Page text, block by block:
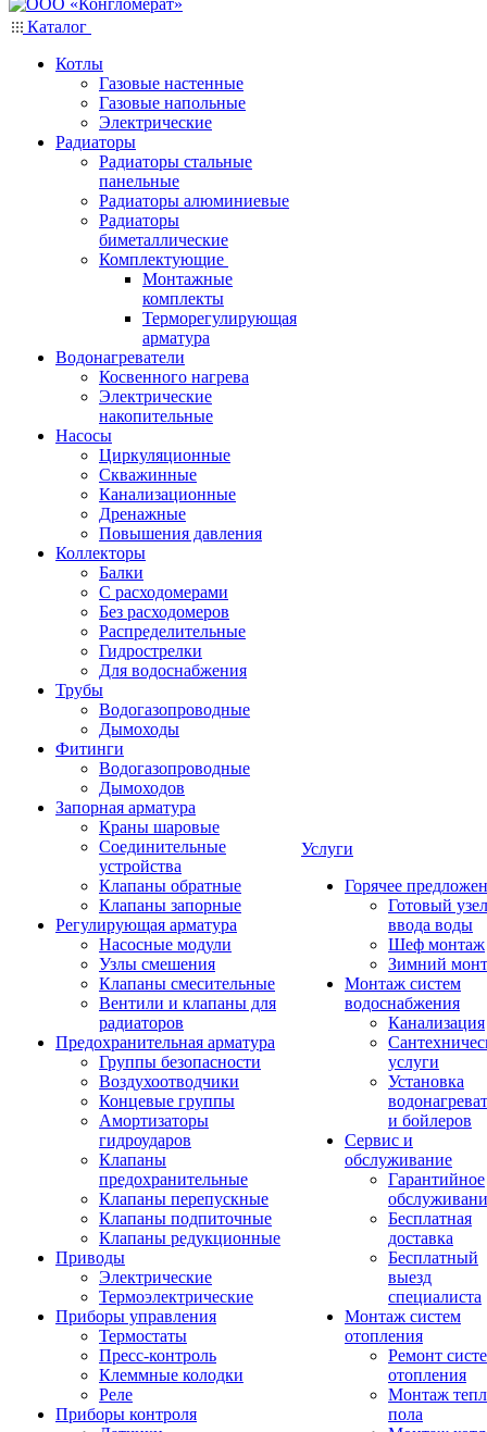
Каталог
Котлы
Газовые настенные
Газовые напольные
Электрические
Радиаторы
Радиаторы стальные
панельные
Радиаторы алюминиевые
Радиаторы
биметаллические
Комплектующие
Монтажные
комплекты
Терморегулирующая
арматура
Водонагреватели
Косвенного нагрева
Электрические
накопительные
Насосы
Циркуляционные
Скважинные
Канализационные
Дренажные
Повышения давления
Коллекторы
Балки
С расходомерами
Без расходомеров
Распределительные
Гидрострелки
Для водоснабжения
Трубы
Водогазопроводные
Дымоходы
Фитинги
Водогазопроводные
Дымоходов
Запорная арматура
Краны шаровые
Соединительные
устройства
Клапаны обратные
Клапаны запорные
Регулирующая арматура
Насосные модули
Узлы смешения
Клапаны смесительные
Вентили и клапаны для
радиаторов
Предохранительная арматура
Группы безопасности
Воздухоотводчики
Концевые группы
Амортизаторы
гидроударов
Клапаны
предохранительные
Клапаны перепускные
Клапаны подпиточные
Клапаны редукционные
Приводы
Электрические
Термоэлектрические
Приборы управления
Термостаты
Пресс-контроль
Клеммные колодки
Реле
Приборы контроля
Услуги
Горячее
Готовый узел
ввода воды
Шеф монтаж
Зимний
Монтаж систем
водоснабжения
Канализация
услуги
Установка
и бойлеров
Сервис и
обслуживание
Гарантийное
Бесплатная
доставка
Бесплатный
выезд
специалиста
Монтаж систем
отопления
Ремонт
отопления
Монтаж
пола